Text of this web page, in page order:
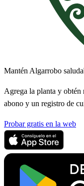
Mantén Algarrobo
Agrega la planta y obtén
abono y un registro de
Probar gratis en la web